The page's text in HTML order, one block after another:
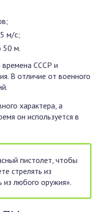
м/с;
50 м.
времена СССР и
В отличие от военного
характера, а
он используется в
пистолет, чтобы
стрелять из
из любого оружия».